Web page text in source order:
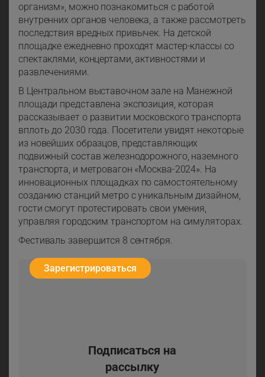
организм», можно познакомиться с работой
внутренних органов человека, а также рассмотреть
последствия вредных привычек. На детской
площадке ежедневно проходят мастер-классы со
спектаклями, концертами, активностями и
развлечениями.
В Центральном выставочном зале на Манежной
площади представлена экспозиция, которая
рассказывает о развитии московского транспорта
вплоть до 2030 года. Посетители увидят некоторые
из новейших образцов, представляющих
подвижный состав железнодорожного, наземного
транспорта, и метровагон «Москва-2024». На
инновационных площадках по самостоятельному
созданию станций метро с уникальным дизайном,
гости смогут протестировать свои умения,
управляя городским транспортом на симуляторах.
Фестиваль завершится 8 сентября.
Подписаться на
рассылку
Зарегистрироваться